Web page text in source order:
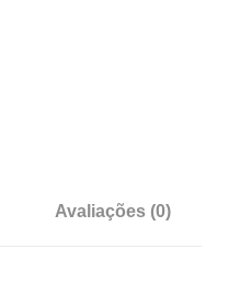
Avaliações (0)